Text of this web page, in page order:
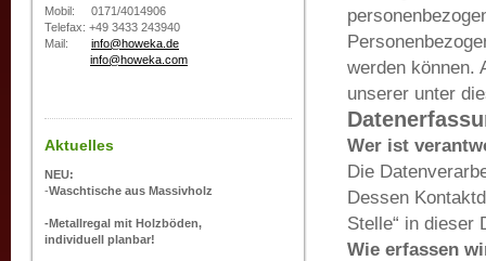
Mobil: 0171/4014906
Telefax: +49 3433 243940
Mail: info@howeka.de
info@howeka.com
Aktuelles
NEU:
-Waschtische aus Massivholz
-Metallregal mit Holzböden,
individuell planbar!
werden können.
unserer unter
Wer ist
Die
Dessen
Stelle“ in dieser
Wie erfassen